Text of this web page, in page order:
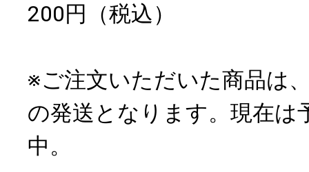
200円（税込）
※ご注文いただいた商品は
の発送となります。現在は
中。